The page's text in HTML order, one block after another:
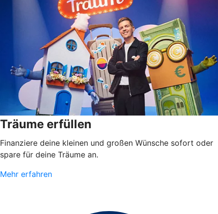
Träume erfüllen
Finanziere deine kleinen und großen Wünsche sofort oder
spare für deine Träume an.
Mehr erfahren